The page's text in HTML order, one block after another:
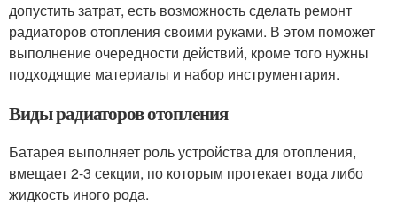
допустить затрат, есть возможность сделать ремонт
радиаторов отопления своими руками. В этом поможет
выполнение очередности действий, кроме того нужны
подходящие материалы и набор инструментария.
Виды радиаторов отопления
Батарея выполняет роль устройства для отопления,
вмещает 2-3 секции, по которым протекает вода либо
жидкость иного рода.